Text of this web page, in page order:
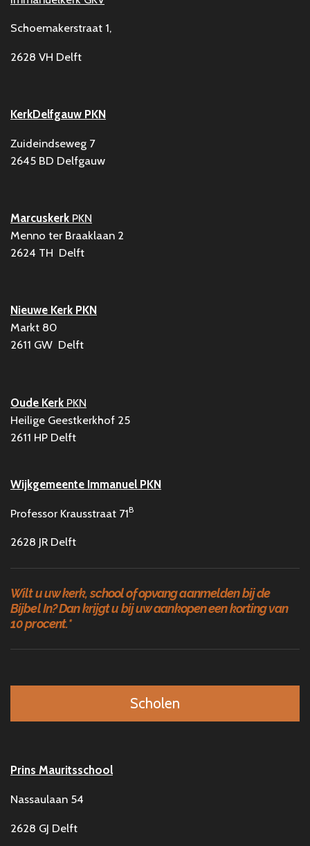
Schoemakerstraat 1,
2628 VH Delft
KerkDelfgauw PKN
Zuideindseweg 7
2645 BD Delfgauw
Marcuskerk PKN
Menno ter Braaklaan 2
2624 TH Delft
Nieuwe Kerk PKN
Markt 80
2611 GW Delft
Oude Kerk PKN
Heilige Geestkerkhof 25
2611 HP Delft
Wijkgemeente Immanuel PKN
Professor Krausstraat 71B
2628 JR Delft
Wilt u uw kerk, school of opvang aanmelden bij de
Bijbel In? Dan krijgt u bij uw aankopen een korting van
10 procent.*
Scholen
Prins Mauritsschool
Nassaulaan 54
2628 GJ Delft